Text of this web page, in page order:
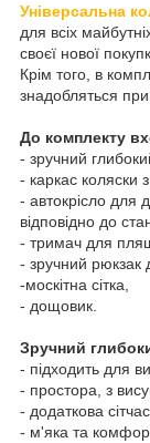
Універсальна
для всіх
своєї нової
Крім того, в
знадобляться
До комплекту
- зручний
- каркас коляски
- автокрісло для
відповідно до
- тримач для
- зручний рюкзак
-москітна сітка,
- дощовик.
Зручний
- підходить для
- простора, з
- додаткова
- м'яка та